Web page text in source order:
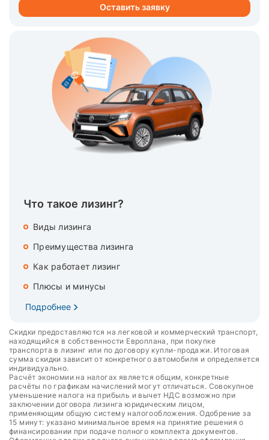
Оставить заявку
Что такое лизинг?
Виды лизинга
Преимущества лизинга
Как работает лизинг
Плюсы и минусы
Подробнее
Скидки предоставляются на легковой и коммерческий транспорт,
находящийся в собственности Европлана, при покупке
транспорта в лизинг или по договору купли-продажи. Итоговая
сумма скидки зависит от конкретного автомобиля и определяется
индивидуально.
Расчёт экономии на налогах является общим, конкретные
расчёты по графикам начислений могут отличаться. Совокупное
уменьшение налога на прибыль и вычет НДС возможно при
заключении договора лизинга юридическим лицом,
применяющим общую систему налогообложения. Одобрение за
15 минут: указано минимальное время на принятие решения о
финансировании при подаче полного комплекта документов.